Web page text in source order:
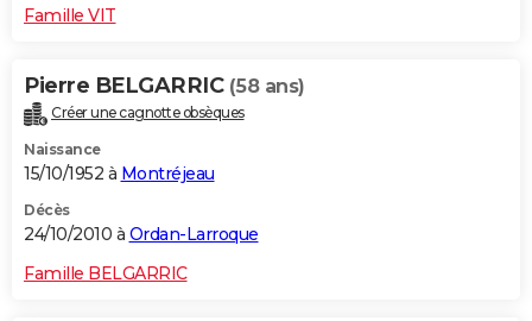
Famille VIT
Pierre BELGARRIC (58 ans)
Créer une cagnotte obsèques
Naissance
15/10/1952 à Montréjeau
Décès
24/10/2010 à Ordan-Larroque
Famille BELGARRIC